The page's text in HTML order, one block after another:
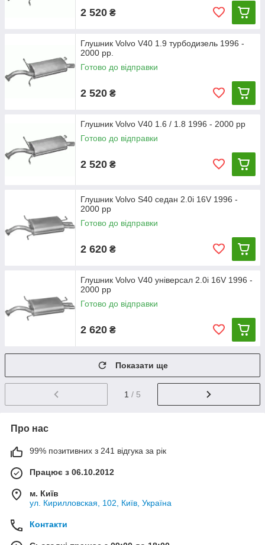
2 520 ₴
Глушник Volvo V40 1.9 турбодизель 1996 -
2000 рр.
Готово до відправки
2 520 ₴
Глушник Volvo V40 1.6 / 1.8 1996 - 2000 рр
Готово до відправки
2 520 ₴
Глушник Volvo S40 седан 2.0i 16V 1996 -
2000 рр
Готово до відправки
2 620 ₴
Глушник Volvo V40 універсал 2.0i 16V 1996 -
2000 рр
Готово до відправки
2 620 ₴
Показати ще
1 / 5
Про нас
99% позитивних з 241 відгука за рік
Працює з 06.10.2012
м. Київ
ул. Кирилловская, 102, Київ, Україна
Контакти